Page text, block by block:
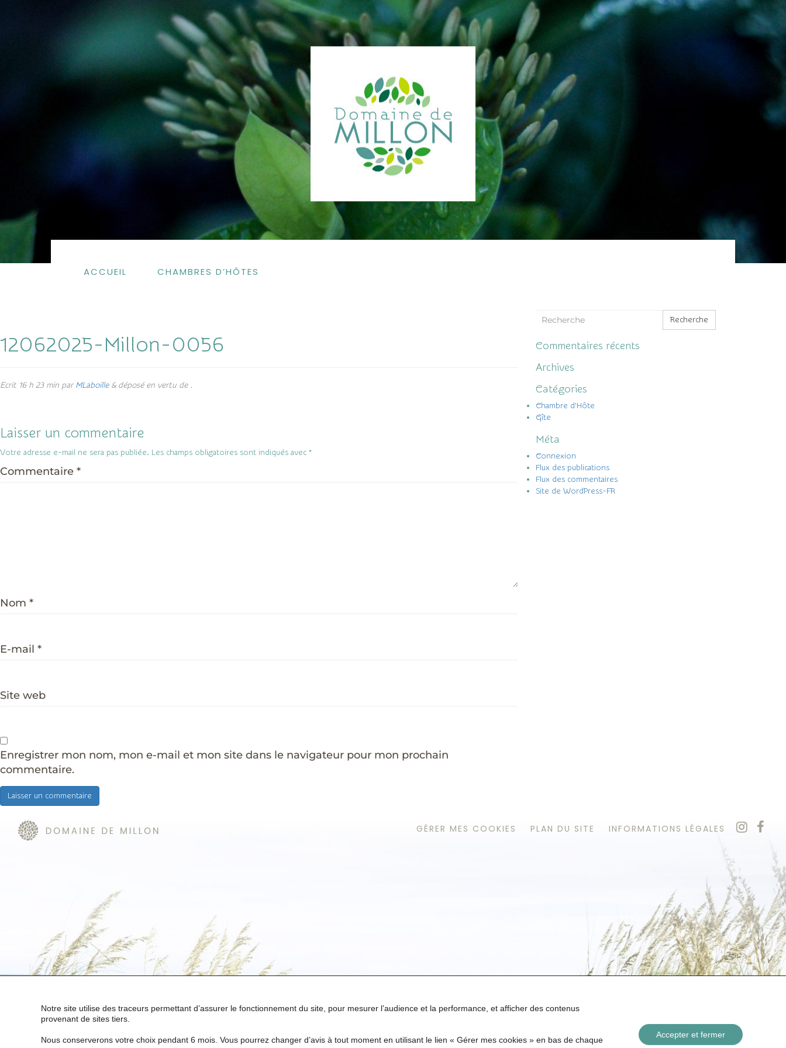
ACCUEIL CHAMBRES D’HÔTES
12062025-Millon-0056
Ecrit 16 h 23 min parMLaboille &déposé en vertu de .
Laisser un commentaire
Votre adresse e-mail ne sera pas publiée. Les champs obligatoires sont indiqués avec *
Commentaire *
Nom *
E-mail *
Site web
Enregistrer mon nom, mon e-mail et mon site dans le navigateur pour mon prochain
commentaire.
Recherche
Commentaires récents
Archives
Catégories
Chambre d'Hôte
Gîte
Méta
Connexion
Flux des publications
Flux des commentaires
Site de WordPress-FR
GÉRER MES COOKIES PLAN DU SITE INFORMATIONS LÉGALES
Notre site utilise des traceurs permettant d’assurer le fonctionnement du site, pour mesurer l’audience et la performance, et afficher des contenus
provenant de sites tiers.
Nous conserverons votre choix pendant 6 mois. Vous pourrez changer d’avis à tout moment en utilisant le lien « Gérer mes cookies » en bas de chaque
Accepter et fermer